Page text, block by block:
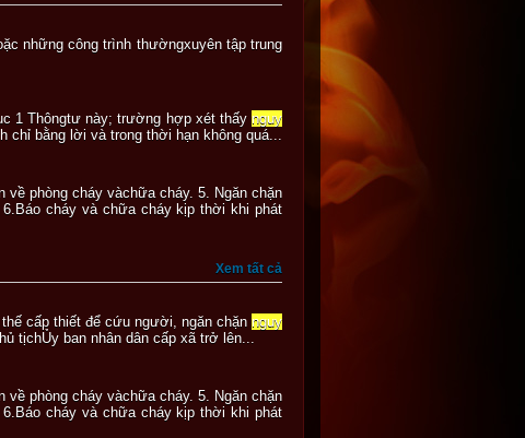
những công trình thườngxuyên tập trung
1 Thôngtư này; trường hợp xét thấy nguy
bằng lời và trong thời hạn không quá...
phòng cháy vàchữa cháy. 5. Ngăn chặn
cháy và chữa cháy kịp thời khi phát
Xem tất cả
cấp thiết để cứu người, ngăn chặn nguy
tịchỦy ban nhân dân cấp xã trở lên...
phòng cháy vàchữa cháy. 5. Ngăn chặn
cháy và chữa cháy kịp thời khi phát